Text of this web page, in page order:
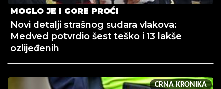
MOGLO JE I GORE PROĆI
Novi detalji strašnog sudara vlakova:
Medved potvrdio šest teško i 13 lakše
ozlijeđenih
CRNA KRONIKA